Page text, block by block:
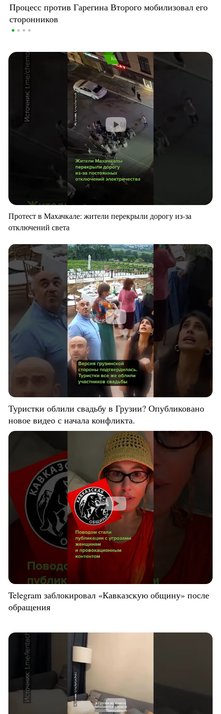
Процесс против Гарегина Второго мобилизовал его
сторонников
Протест в Махачкале: жители перекрыли дорогу из-за
отключений света
Туристки облили свадьбу в Грузии? Опубликовано
новое видео с начала конфликта.
Telegram заблокировал «Кавказскую общину» после
обращения